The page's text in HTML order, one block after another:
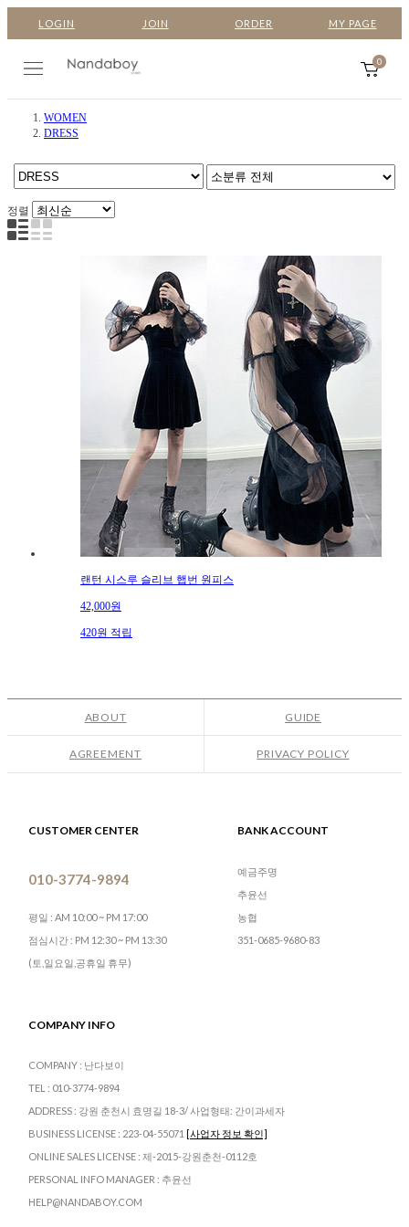
LOGIN JOIN ORDER MY PAGE
0
WOMEN
DRESS
정렬
랜턴 시스루 슬리브 햅번 원피스
42,000원
420원 적립
ABOUT GUIDE
AGREEMENT PRIVACY POLICY
CUSTOMER CENTER
010-3774-9894
평일 : AM 10:00 ~ PM 17:00
점심시간 : PM 12:30 ~ PM 13:30
(토,일요일,공휴일 휴무)
BANK ACCOUNT
예금주명
추윤선
농협
351-0685-9680-83
COMPANY INFO
COMPANY : 난다보이
TEL : 010-3774-9894
ADDRESS : 강원 춘천시 효명길 18-3/ 사업형태: 간이과세자
BUSINESS LICENSE : 223-04-55071 [사업자 정보 확인]
ONLINE SALES LICENSE : 제-2015-강원춘천-0112호
PERSONAL INFO MANAGER : 추윤선
HELP@NANDABOY.COM